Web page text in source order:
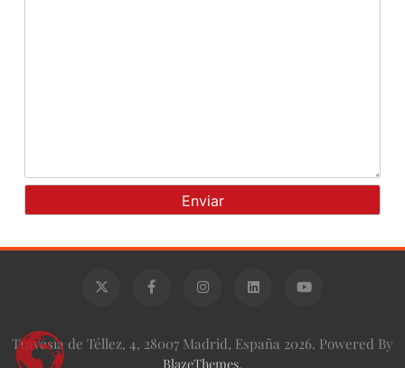
Travesía de Téllez, 4, 28007 Madrid, España 2026. Powered By
BlazeThemes.